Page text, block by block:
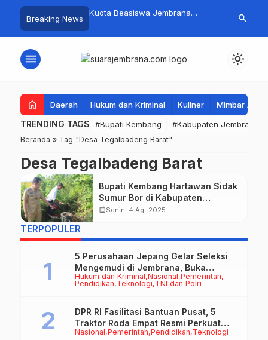
Breaking News
Kembang Beri
Warga Sri
Kuota Beasiswa Jembrana
Siapkan Upaya Penambahan di
Fantastis!
Jembrana
search
menu light_mode
home Daerah Hukum dan Kriminal Kuliner Mimbar
TRENDING TAGS #Bupati Kembang #Kabupaten Jembrana
Beranda » Tag "Desa Tegalbadeng Barat"
Desa Tegalbadeng Barat
Bupati Kembang Hartawan Sidak
Sumur Bor di Kabupaten
Jembrana
calendar_monthSenin, 4 Agt 2025
TERPOPULER
Hukum dan Kriminal Nasional Pemerintah
Pendidikan Teknologi TNI dan Polri
5 Perusahaan Jepang Gelar Seleksi
Mengemudi di Jembrana, Buka
Peluang Kerja bagi Calon PMI
Nasional Pemerintah Pendidikan Teknologi
DPR RI Fasilitasi Bantuan Pusat, 5
Traktor Roda Empat Resmi Perkuat
Mekanisasi Pertanian Jembrana